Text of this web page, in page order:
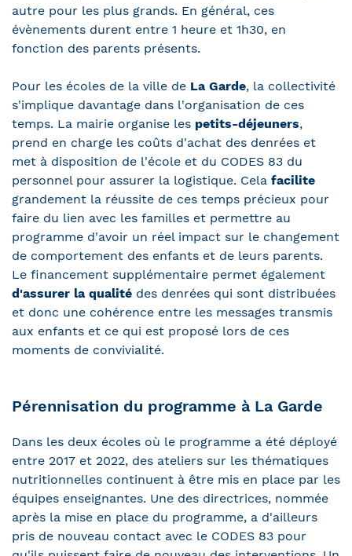
autre pour les plus grands. En général, ces
évènements durent entre 1 heure et 1h30, en
fonction des parents présents.
Pour les écoles de la ville de La Garde, la collectivité
s'implique davantage dans l'organisation de ces
temps. La mairie organise les petits-déjeuners,
prend en charge les coûts d'achat des denrées et
met à disposition de l'école et du CODES 83 du
personnel pour assurer la logistique. Cela facilite
grandement la réussite de ces temps précieux pour
faire du lien avec les familles et permettre au
programme d'avoir un réel impact sur le changement
de comportement des enfants et de leurs parents.
Le financement supplémentaire permet également
d'assurer la qualité des denrées qui sont distribuées
et donc une cohérence entre les messages transmis
aux enfants et ce qui est proposé lors de ces
moments de convivialité.
Pérennisation du programme à La Garde
Dans les deux écoles où le programme a été déployé
entre 2017 et 2022, des ateliers sur les thématiques
nutritionnelles continuent à être mis en place par les
équipes enseignantes. Une des directrices, nommée
après la mise en place du programme, a d'ailleurs
pris de nouveau contact avec le CODES 83 pour